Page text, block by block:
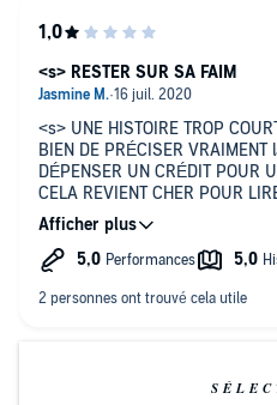
<s> UNE HISTOIRE TROP COURTE
BIEN DE PRÉCISER VRAIMENT la durée
DÉPENSER UN CRÉDIT POUR
CELA REVIENT CHER POUR
<s> RESTER SUR SA FAIM